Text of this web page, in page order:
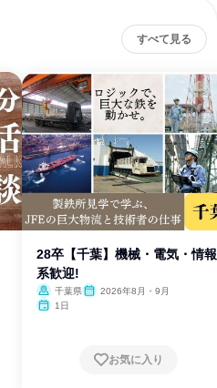
すべて見る
28卒【千葉】機械・電気・情報
系歓迎!
千葉県
2026年8月・9月
1日
お気に入り